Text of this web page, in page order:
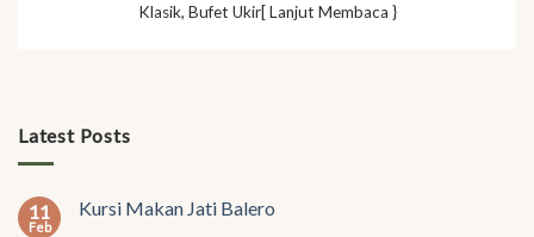
Latest Posts
11
Feb
Kursi Makan Jati Balero
Klasik, Bufet Ukir[ Lanjut Membaca }